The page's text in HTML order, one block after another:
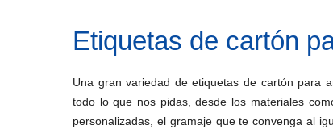
Etiquetas de cartón
Una gran variedad de etiquetas de cartón para
todo lo que nos pidas, desde los materiales
personalizadas, el gramaje que te convenga al